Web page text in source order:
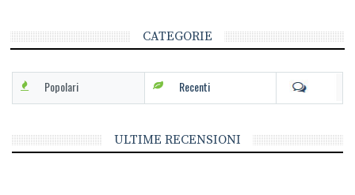
CATEGORIE
Popolari Recenti
ULTIME RECENSIONI